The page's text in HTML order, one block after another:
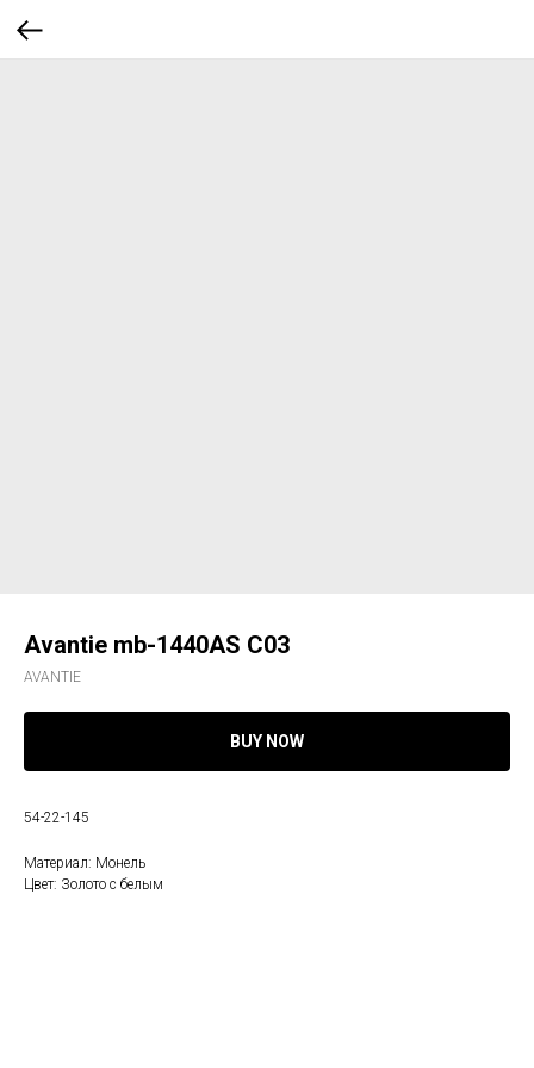
Avantie mb-1440AS С03
AVANTIE
BUY NOW
54-22-145
Материал: Монель
Цвет: Золото с белым